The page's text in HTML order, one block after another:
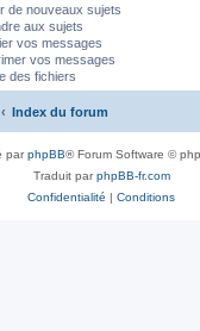
de nouveaux sujets
aux sujets
vos messages
vos messages
des fichiers
Index du forum
parphpBB® Forum Software ©
Traduit parphpBB-fr.com
Confidentialité | Conditions